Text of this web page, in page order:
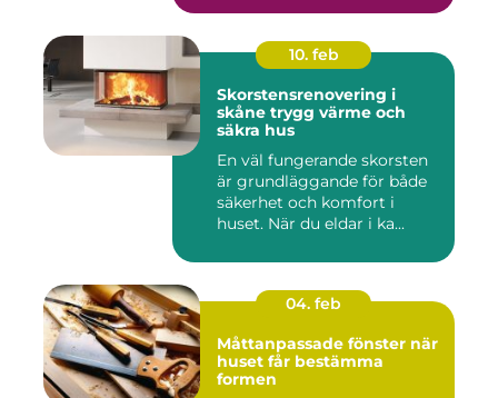
10. feb
Skorstensrenovering i
skåne trygg värme och
säkra hus
En väl fungerande skorsten
är grundläggande för både
säkerhet och komfort i
huset. När du eldar i ka...
04. feb
Måttanpassade fönster när
huset får bestämma
formen